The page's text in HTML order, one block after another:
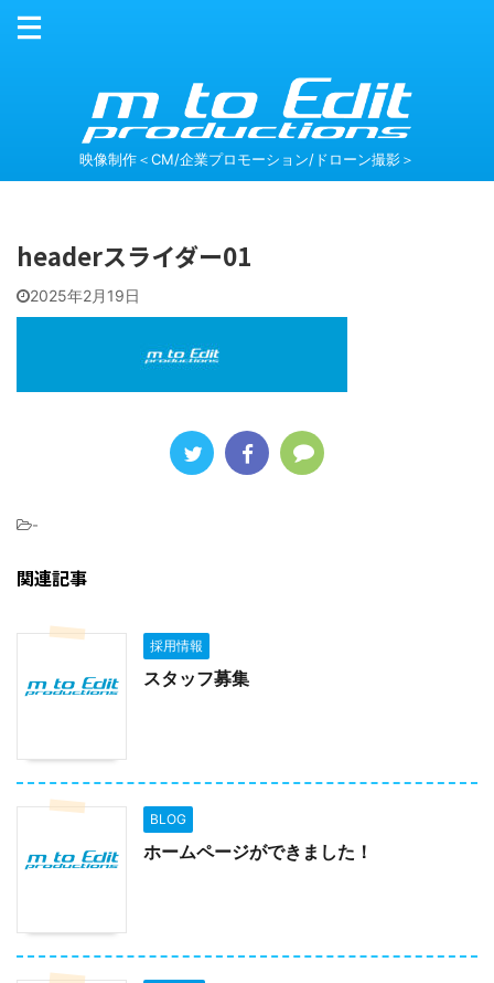
映像制作＜CM/企業プロモーション/ドローン撮影＞
headerスライダー01
2025年2月19日
-
関連記事
採用情報
スタッフ募集
BLOG
ホームページができました！